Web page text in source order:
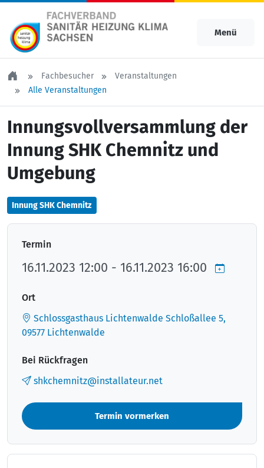
Menü
Fachbesucher
Veranstaltungen
Alle Veranstaltungen
Innungsvollversammlung der
Innung SHK Chemnitz und
Umgebung
Innung SHK Chemnitz
Termin
16.11.2023 12:00 - 16.11.2023 16:00
Ort
Schlossgasthaus Lichtenwalde Schloßallee 5,
09577 Lichtenwalde
Bei Rückfragen
shkchemnitz@installateur.net
Termin vormerken